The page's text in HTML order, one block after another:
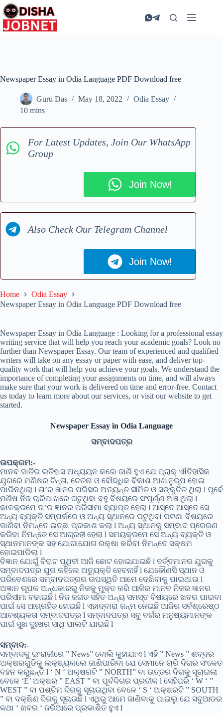
Skip
to
content
Newspaper Essay in Odia Language PDF Download free
Guru Das May 18, 2022
Odia Essay
10 mins
For Latest Updates, Join Our WhatsApp
Group
Join Now!
Also Check Our Telegram Channel
Join Now!
Home
Odia Essay
Newspaper Essay in Odia Language PDF Download free
Newspaper Essay in Odia Language : Looking for a professional essay
writing service that will help you reach your academic goals? Look no
further than Newspaper Essay. Our team of experienced and qualified
writers will take on any essay or paper with ease, and deliver top-
quality work that will help you achieve your goals. We understand the
importance of completing your assignments on time, and will always
make sure that your work is delivered on time and error-free. Contact
us today to learn more about our services, or visit our website to get
started.
Newspaper Essay in Odia Language
ସମ୍ବାଦପତ୍ର
ଉପକ୍ରମ:-
ମାନବ ଜାତିର ଇତିହାସ ଅଧ୍ୟୟନ କଲେ ଜାଣି ହୁଏ ଯେ ପ୍ରାକ୍ ଐତିହାସିକ
ଯୁଗରେ ମଣିଷର ଚିନ୍ତା, ଚେତନା ଓ ବୌଦ୍ଧିକ ବିକାଶ ଆଶାନୁରୂପ ହୋଇ
ପାରିନଥିଲା l ତା’ର ଜ୍ଞାନର ପରିସର ଅତ୍ୟନ୍ତ ସୀମିତ ଓ ସଙ୍କୁଚିତ ଥିଲା l ପୂର୍ବେ
ମଣିଷ ନିଜ ଚାରିପାଖରେ ଘଟୁଥିବା ବହୁ ବିଷୟରେ ସଂପୂର୍ଣ୍ଣ ଅଜ୍ଞ ଥିଲା l
କାଳକ୍ରମେ ତା’ର ଜ୍ଞାନର ପରିସୀମା ବ୍ୟାପ୍ତ ହେଲା l ଆସ୍ତେ ଆସ୍ତେ ସେ
ଅନ୍ୟ ବ୍ୟକ୍ତି ସମ୍ପର୍କରେ ଓ ଅନ୍ୟ ସ୍ଥାନରେ ଘଟୁଥିବା ଘଟଣା ବିଷୟରେ
ଜାଣିବା ନିମନ୍ତେ ଇଚ୍ଛା ପ୍ରକାଶ କଲା l ଅନ୍ୟ ସ୍ଥାନକୁ ସମ୍ବାଦ ପ୍ରେରଣ
କରିବା ନିମନ୍ତେ ସେ ଆଗ୍ରହୀ ହେଲା l ସମୟକ୍ରମେ ସେ ଅନ୍ୟ ବ୍ୟକ୍ତି ଓ
ସ୍ଥାନମାନଙ୍କ ସହ ଯୋଗାଯୋଗ ରକ୍ଷା କରିବା ନିମନ୍ତେ ସକ୍ଷମ
ହୋଇପାରିଲା l
ବିଜ୍ଞାନ ଯୋଗୁଁ ବିରାଟ ପୃଥିବୀ ଆଜି ଛୋଟ ହୋଇଯାଇଛି l ବର୍ତ୍ତମାନର ଯୁଗକୁ
ସମ୍ବାଦପତ୍ର ଯୁଗ କହିଲେ ଅତ୍ୟୁକ୍ତି ହେବନାହିଁ l ଯେକୌଣସି ସ୍ଥାନ ଓ
ପରିବେଶରେ ସମ୍ବାଦପତ୍ରର ଉପସ୍ଥିତି ଆମେ ଦେଖିବାକୁ ପାଇଥାଉ l
ଅଜ୍ଞାନ ରୂପକ ଅନ୍ଧକାରରୁ ନିଜକୁ ମୁକ୍ତ କରି ଆଜିର ମାନବ ନିଜର ଜ୍ଞାନର
ପରିସୀମା ବଢାଇଛି l ନିଜ ଜଗତ ସହିତ ଅନ୍ୟ ସମସ୍ତ ବିଷୟରେ ଖବର ପାଇବା
ପାଇଁ ସେ ଆଗ୍ରହିତ ହୋଇଛି l ଏହାଦ୍ବାରା ଜନ୍ମ ନେଇଛି ଆଜିର ସର୍ବଶ୍ରେଷ୍ଠ
ଆବଶ୍ୟକତା ସମ୍ବାଦପତ୍ର l ସମ୍ବାଦପତ୍ର ସବୁ ବର୍ଗର ମନୁଷ୍ୟମାନଙ୍କ
ପାଇଁ ସୁଖ ଦୁଃଖର ସାଥି ପାଲଟି ଯାଇଛି l
ସମ୍ବାଦ:-
ସମ୍ବାଦକୁ ଇଂରାଜୀରେ ” News” ବୋଲି କୁହାଯାଏ l ଏହି ” News ” ଶବ୍ଦର
ଅକ୍ଷରଗୁଡିକୁ ଲକ୍ଷ୍ୟକଲେ ଜାଣିପାରିବା ଯେ ସେମାନେ ଚାରି ଦିଗର ସଂକେତ
ବହନ କରୁଛନ୍ତି l ‘ N ‘ ଅକ୍ଷରଟି ” NORTH” ବା ଉତ୍ତର ଦିଗକୁ ସୂଚାଇଲା
ବେଳେ ‘E’ ଅକ୍ଷର ” EAST ” ବା ପୂର୍ବଦିଗର ପ୍ରତୀକ l ସେହିପରି ‘ W ‘ ”
WEST ” ବା ପଶ୍ଚିମ ଦିଗକୁ ସୂଚାଉଥିବା ବେଳେ ‘ S ‘ ଅକ୍ଷରଟି ” SOUTH
” ବା ଦକ୍ଷିଣ ଦିଗକୁ ସୂଚାଉଛି l ଏଥିରୁ ଆମେ ଜାଣିବାକୁ ପାଇଲୁ ଯେ ସବୁଆଡର
କଥା ‘ ଖବର ‘ ଜରିଆରେ ପ୍ରକାଶିତ ହୁଏ l